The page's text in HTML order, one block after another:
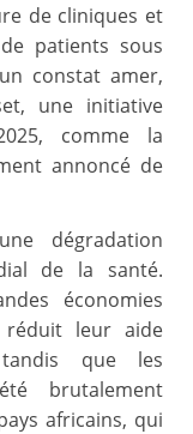
de cliniques et
patients sous
constat amer,
une initiative
comme la
annoncé de
dégradation
de la santé.
économies
réduit leur aide
que les
brutalement
africains, qui